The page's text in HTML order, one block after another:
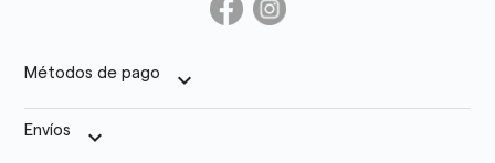
Métodos de pago keyboard_arrow_down
Envíos keyboard_arrow_down